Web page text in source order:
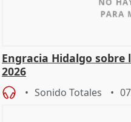
Engracia Hidalgo sobre
2026
Sonido Totales